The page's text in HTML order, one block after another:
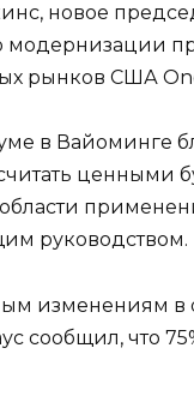
новое
модернизации
рынков США
в Вайоминге
ценными
руководством.
изменениям в
сообщил, что